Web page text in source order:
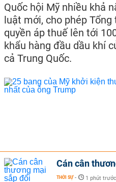
Quốc hội Mỹ nhiều khả
luật mới, cho phép
quyền áp thuế lên tới
khẩu hàng đầu dầu khí
cả Trung Quốc.
Cán cân
THỜI SỰ - 1 phút trước